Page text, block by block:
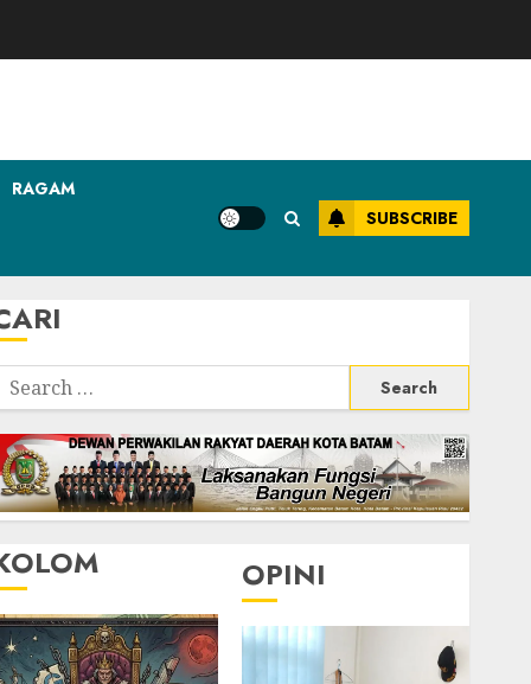
RAGAM
SUBSCRIBE
Search
OPINI